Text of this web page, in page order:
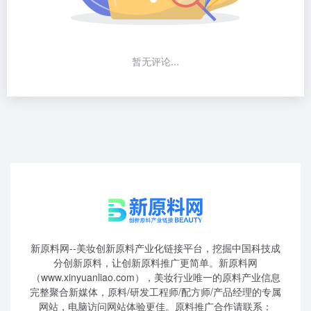
暂无评论...
新原料网--美妆创新原料产业化链接平台，挖掘中国科技成
分创新原料，让创新原料推广更简单。新原料网
（www.xinyuanliao.com），美妆行业唯一的原料产业信息
完整聚合新媒体，原料/研发工程师/配方师/产品经理的专属
网站，电脑访问网站体验更佳。原料推广合作请联系：